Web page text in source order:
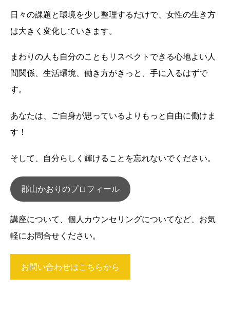
日々の課題と環境を少し整理するだけで、女性の生き方
は大きく変化していきます。
まわりの人も自分のこともリスペクトできる心地よい人
間関係、生活環境、働き方がきっと、手に入るはずで
す。
あなたは、ご自身が思っているよりもっと自由に働けま
す！
そして、自分らしく輝けることを忘れないでください。
郡山かおりのプロフィール
講座について、個人カウンセリングについてなど、お気
軽にお問合せください。
お問い合わせはこちらから